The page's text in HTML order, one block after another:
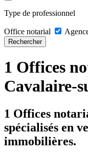
Type de professionnel
Office notarial
Rechercher
1 Offices
Cavalaire-
1 Offices
spécialisés en
immobilières.